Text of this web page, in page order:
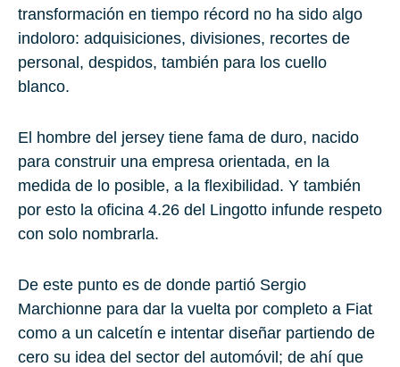
transformación en tiempo récord no ha sido algo
indoloro: adquisiciones, divisiones, recortes de
personal, despidos, también para los cuello
blanco.
El hombre del jersey tiene fama de duro, nacido
para construir una empresa orientada, en la
medida de lo posible, a la flexibilidad. Y también
por esto la oficina 4.26 del Lingotto infunde respeto
con solo nombrarla.
De este punto es de donde partió Sergio
Marchionne para dar la vuelta por completo a Fiat
como a un calcetín e intentar diseñar partiendo de
cero su idea del sector del automóvil; de ahí que